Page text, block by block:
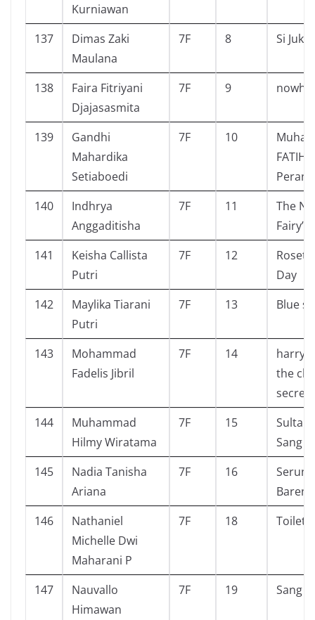
Kurniawan
137
Dimas Zaki
Maulana
7F 8 Si Juki
138
Faira Fitriyani
Djajasasmita
7F 9
139
Gandhi
Mahardika
Setiaboedi
7F 10
FATIH
140
Indhrya
Anggaditisha
7F 11
The
Fairy’s
141
Keisha Callista
Putri
7F 12
Day
142
Maylika Tiarani
Putri
7F 13 Blue
143
Mohammad
Fadelis Jibril
7F 14
harry
the
secrets
144
Muhammad
Hilmy Wiratama
7F 15
Sultan
Sang
145
Nadia Tanisha
Ariana
7F 16
Bareng
146
Nathaniel
Michelle Dwi
Maharani P
7F 18 Toilet
147
Nauvallo
Himawan
7F 19 Sang